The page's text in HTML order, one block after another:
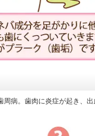
病。歯肉に炎症が起き、